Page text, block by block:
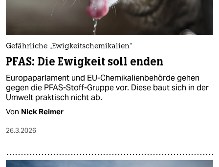
Gefährliche „Ewigkeitschemikalien“
PFAS: Die Ewigkeit soll enden
Europaparlament und EU-Chemikalienbehörde gehen
gegen die PFAS-Stoff-Gruppe vor. Diese baut sich in der
Umwelt praktisch nicht ab.
Von Nick Reimer
26.3.2026